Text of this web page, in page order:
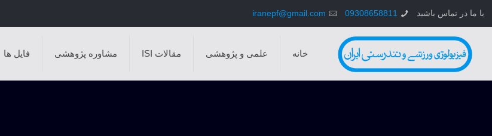
با ما در تماس باشید 09308658811
iranepf@gmail.com
خانه علمی و پژوهشی مقالات ISI مشاوره پژوهشی فایل ها